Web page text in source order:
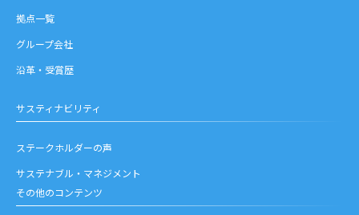
拠点一覧
グループ会社
沿革・受賞歴
サスティナビリティ
ステークホルダーの声
サステナブル・マネジメント
その他のコンテンツ